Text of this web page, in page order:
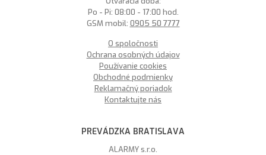
Po - Pi: 08:00 - 17:00 hod.
GSM mobil: 0905 50 7777
O spoločnosti
Ochrana osobných údajov
Používanie cookies
Obchodné podmienky
Reklamačný poriadok
Kontaktujte nás
PREVÁDZKA BRATISLAVA
ALARMY s.r.o.